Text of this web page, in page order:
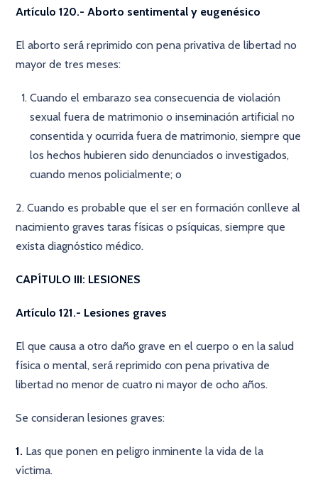
Artículo 120.- Aborto sentimental y eugenésico
El aborto será reprimido con pena privativa de libertad no
mayor de tres meses:
Cuando el embarazo sea consecuencia de violación
sexual fuera de matrimonio o inseminación artificial no
consentida y ocurrida fuera de matrimonio, siempre que
los hechos hubieren sido denunciados o investigados,
cuando menos policialmente; o
2. Cuando es probable que el ser en formación conlleve al
nacimiento graves taras físicas o psíquicas, siempre que
exista diagnóstico médico.
CAPÍTULO III: LESIONES
Artículo 121.- Lesiones graves
El que causa a otro daño grave en el cuerpo o en la salud
física o mental, será reprimido con pena privativa de
libertad no menor de cuatro ni mayor de ocho años.
Se consideran lesiones graves:
1. Las que ponen en peligro inminente la vida de la
víctima.